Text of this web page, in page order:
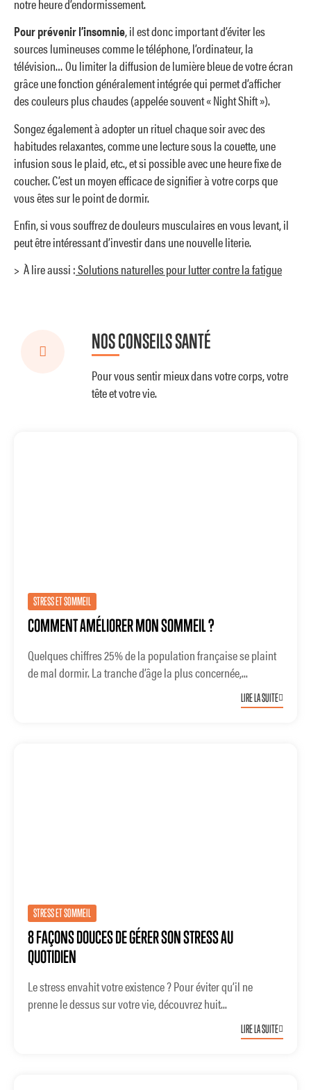
notre heure d’endormissement.
Pour prévenir l’insomnie, il est donc important d’éviter les
sources lumineuses comme le téléphone, l’ordinateur, la
télévision… Ou limiter la diffusion de lumière bleue de votre écran
grâce une fonction généralement intégrée qui permet d’afficher
des couleurs plus chaudes (appelée souvent « Night Shift »).
Songez également à adopter un rituel chaque soir avec des
habitudes relaxantes, comme une lecture sous la couette, une
infusion sous le plaid, etc., et si possible avec une heure fixe de
coucher. C’est un moyen efficace de signifier à votre corps que
vous êtes sur le point de dormir.
Enfin, si vous souffrez de douleurs musculaires en vous levant, il
peut être intéressant d’investir dans une nouvelle literie.
> À lire aussi :Solutions naturelles pour lutter contre la fatigue
NOS CONSEILS SANTÉ
Pour vous sentir mieux dans votre corps, votre
tête et votre vie.
STRESS ET SOMMEIL
COMMENT AMÉLIORER MON SOMMEIL ?
Quelques chiffres 25% de la population française se plaint
de mal dormir. La tranche d’âge la plus concernée,...
LIRE LA SUITE
STRESS ET SOMMEIL
8 FAÇONS DOUCES DE GÉRER SON STRESS AU
QUOTIDIEN
Le stress envahit votre existence ? Pour éviter qu’il ne
prenne le dessus sur votre vie, découvrez huit...
LIRE LA SUITE